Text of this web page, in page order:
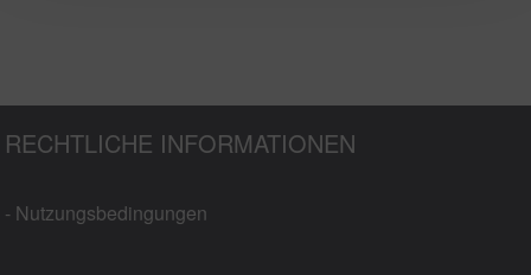
RECHTLICHE INFORMATIONEN
- Nutzungsbedingungen